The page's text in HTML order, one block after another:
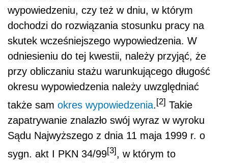
wypowiedzeniu, czy też w dniu, w którym
dochodzi do rozwiązania stosunku pracy na
skutek wcześniejszego wypowiedzenia. W
odniesieniu do tej kwestii, należy przyjąć, że
przy obliczaniu stażu warunkującego długość
okresu wypowiedzenia należy uwzględniać
także sam okres wypowiedzenia.[2] Takie
zapatrywanie znalazło swój wyraz w wyroku
Sądu Najwyższego z dnia 11 maja 1999 r. o
sygn. akt I PKN 34/99[3]
, w którym to